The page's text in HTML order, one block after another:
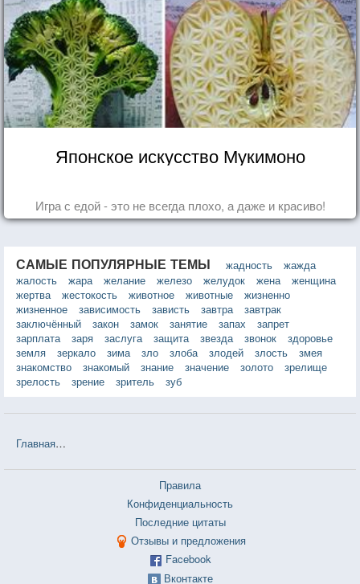
Японское искусство Мукимоно
Игра с едой - это не всегда плохо, а даже и красиво!
САМЫЕ ПОПУЛЯРНЫЕ ТЕМЫ жадность
жажда
жалость
жара желание железо желудок жена
женщина
жертва
жестокость животное животные
жизненно
жизненное
зависимость зависть завтра
завтрак
заключённый
закон замок занятие запах
запрет
зарплата
заря заслуга защита звезда звонок
здоровье
земля
зеркало зима зло злоба злодей злость
змея
знакомство
знакомый знание значение золото
зрелище
зрелость
зрение зритель зуб
Главная
Правила
Конфиденциальность
Последние цитаты
Отзывы и предложения
Facebook
Вконтакте